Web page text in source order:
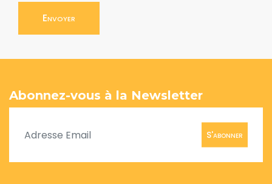
Envoyer
Abonnez-vous à la Newsletter
S'abonner